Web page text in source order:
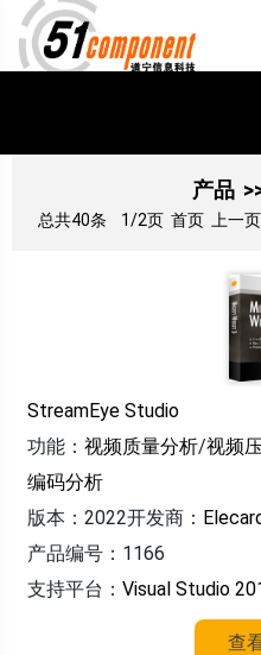
产品
总共40条 1/2页 首页 上一页
StreamEye Studio
功能： 视频质量分析/视频
编码分析
版本：2022开发商：
产品编号：1166
支持平台： Visual Studio
查